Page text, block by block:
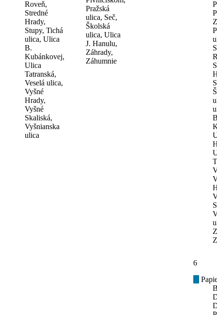
Roveň,
Stredné
Hrady,
Stupy, Tichá
ulica, Ulica
B.
Kubánkovej,
Ulica
Tatranská,
Veselá ulica,
Vyšné
Hrady,
Vyšné
Skaliská,
Vyšnianska
ulica
Pražská
ulica, Seč,
Školská
ulica, Ulica
J. Hanulu,
Záhrady,
Záhumnie
6